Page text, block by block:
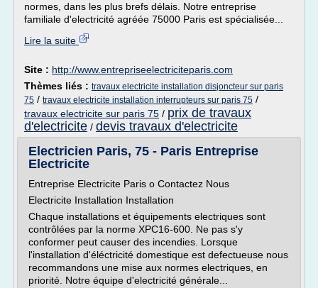
normes, dans les plus brefs délais. Notre entreprise
familiale d'electricité agréée 75000 Paris est spécialisée...
Lire la suite
Site : http://www.entrepriseelectriciteparis.com
Thèmes liés : travaux electricite installation disjoncteur sur paris
75 / travaux electricite installation interrupteurs sur paris 75 /
travaux electricite sur paris 75 / prix de travaux
d'electricite / devis travaux d'electricite
Electricien Paris, 75 - Paris Entreprise
Electricite
Entreprise Electricite Paris o Contactez Nous
Electricite Installation Installation
Chaque installations et équipements electriques sont
contrôlées par la norme XPC16-600. Ne pas s'y
conformer peut causer des incendies. Lorsque
l'installation d'éléctricité domestique est defectueuse nous
recommandons une mise aux normes electriques, en
priorité. Notre équipe d'electricité générale...